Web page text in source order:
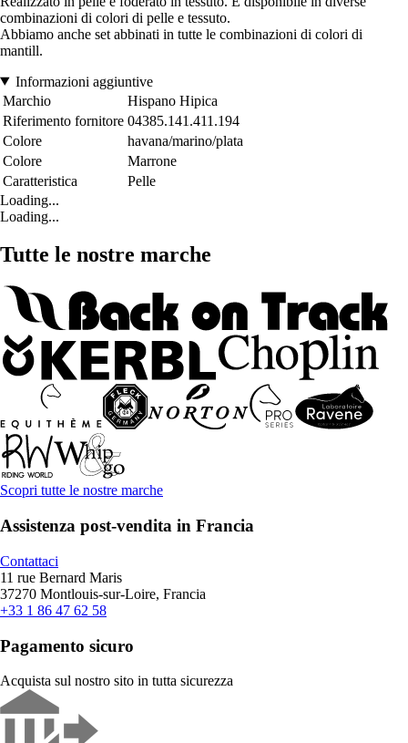
combinazioni di colori di pelle e tessuto.
Abbiamo anche set abbinati in tutte le combinazioni di colori di
mantill.
Informazioni aggiuntive
Marchio
Hispano Hipica
Riferimento fornitore 04385.141.411.194
Colore
havana/marino/plata
Colore
Marrone
Caratteristica
Pelle
Loading...
Loading...
Tutte le nostre marche
Scopri tutte le nostre marche
Assistenza post-vendita in Francia
Contattaci
11 rue Bernard Maris
37270 Montlouis-sur-Loire, Francia
+33 1 86 47 62 58
Pagamento sicuro
Acquista sul nostro sito in tutta sicurezza